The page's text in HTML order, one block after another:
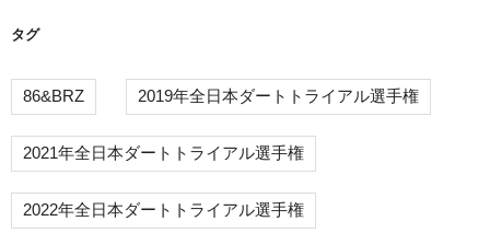
タグ
86&BRZ 2019年全日本ダートトライアル選手権
2021年全日本ダートトライアル選手権
2022年全日本ダートトライアル選手権